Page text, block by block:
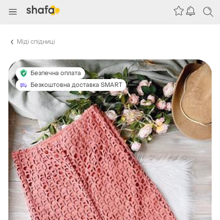
Міді спідниці
Безпечна оплата
Безкоштовна доставка SMART